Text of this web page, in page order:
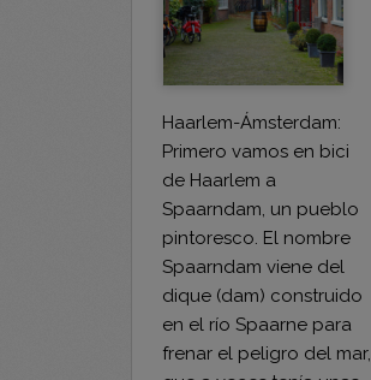
Haarlem-Ámsterdam:
de Haarlem a
Spaarndam, un pueblo
pintoresco. El nombre
Spaarndam viene del
dique (dam) construido
en el río Spaarne para
frenar el peligro del mar,
que a veces tenía unas
mareas muy grandes. En